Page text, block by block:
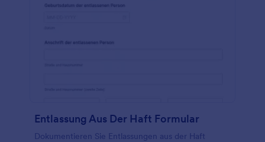
Entlassung Aus Der Haft Formular
Dokumentieren Sie Entlassungen aus der Haft